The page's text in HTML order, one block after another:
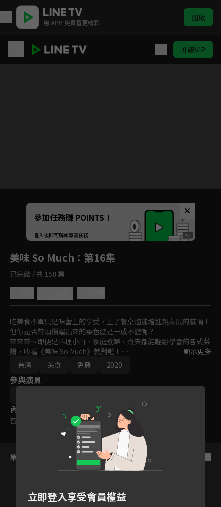
用 APP 免費看更精彩 開啟
升級VIP
Unmute
如有不便請見諒
參加任務賺 POINTS！
登入後即可解鎖專屬任務
美味 So Much ：第16集
已完結 / 共 150 集
吃美食不單只是味蕾上的享受，上了餐桌還能增進親友間的感情！
但你是否曾煩惱端出來的菜色總是一成不變呢？
來來來～即便是料理小白、家庭煮婦、煮夫都能輕鬆學會的各式菜
餚，收看《美味 So Much》就對啦！
節目邀請知名主廚、專業老師齊聚一堂，教各位如何將各種食材組
合、烹飪，也同時邀請喜歡做菜的婆媽們在鏡頭前展現廚藝，SHO
W出各家拿手料理！
無論是餐前小點至宴客大菜，就一起跟著《美味 So Much》，開啟
顯示更多
台灣
美食 免費 2020
參與演員
內容標籤
普遍級
集數列表
立即登入享受會員權益